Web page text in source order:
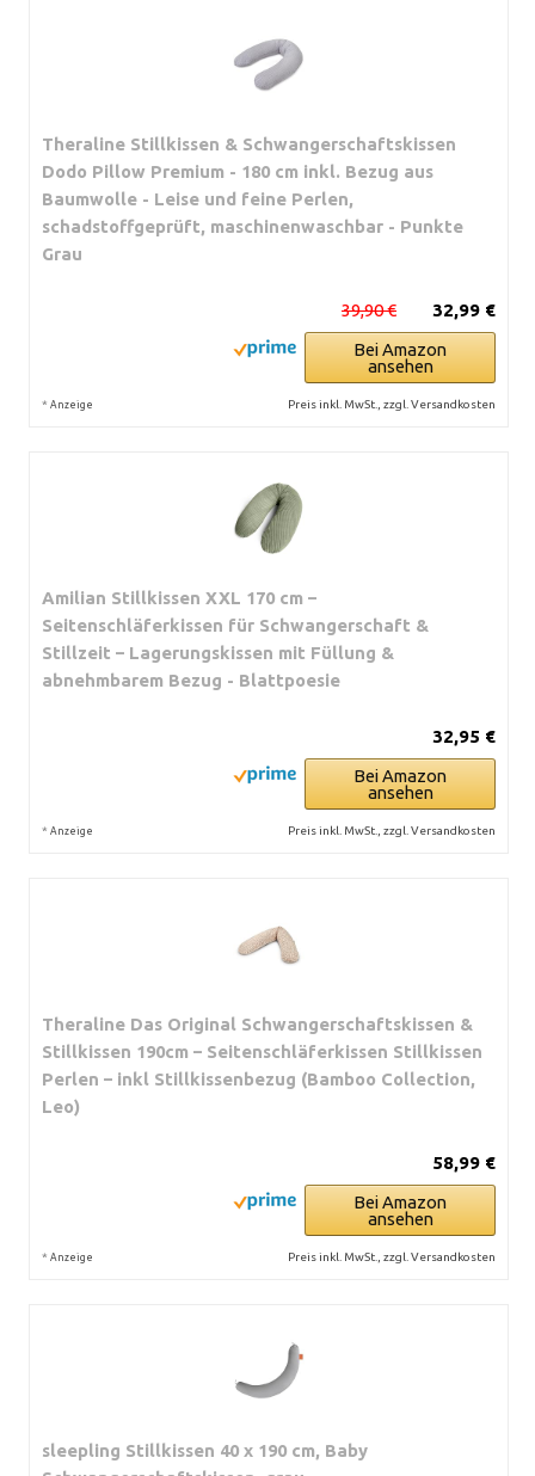
Theraline Stillkissen & Schwangerschaftskissen
Dodo Pillow Premium - 180 cm inkl. Bezug aus
Baumwolle - Leise und feine Perlen,
schadstoffgeprüft, maschinenwaschbar - Punkte
Grau
32,99 €
39,90 €
Bei Amazon
ansehen
* Anzeige Preis inkl. MwSt., zzgl. Versandkosten
Amilian Stillkissen XXL 170 cm –
Seitenschläferkissen für Schwangerschaft &
Stillzeit – Lagerungskissen mit Füllung &
abnehmbarem Bezug - Blattpoesie
32,95 €
Bei Amazon
ansehen
* Anzeige Preis inkl. MwSt., zzgl. Versandkosten
Theraline Das Original Schwangerschaftskissen &
Stillkissen 190cm – Seitenschläferkissen Stillkissen
Perlen – inkl Stillkissenbezug (Bamboo Collection,
Leo)
58,99 €
Bei Amazon
ansehen
* Anzeige Preis inkl. MwSt., zzgl. Versandkosten
sleepling Stillkissen 40 x 190 cm, Baby